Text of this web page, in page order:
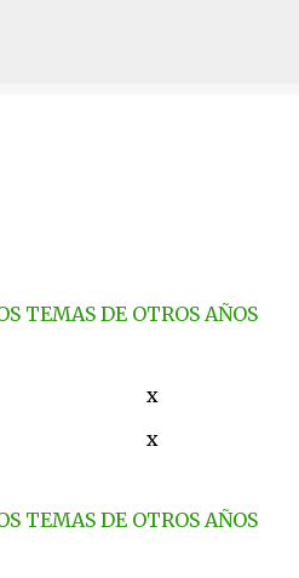
TEMAS DE OTROS AÑOS
x
x
TEMAS DE OTROS AÑOS